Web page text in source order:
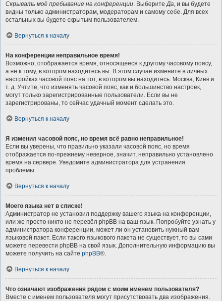
Скрывать моё пребывание на конференции. ВыберитеДа, и вы будете
видны только администраторам, модераторам и самому себе. Для всех
остальных вы будете скрытым пользователем.
Вернуться к началу
На конференции неправильное время!
Возможно, отображается время, относящееся к другому часовому поясу,
а не к тому, в котором находитесь вы. В этом случае измените в личных
настройках часовой пояс на тот, в котором вы находитесь: Москва, Киев и
т. д. Учтите, что изменять часовой пояс, как и большинство настроек,
могут только зарегистрированные пользователи. Если вы не
зарегистрированы, то сейчас удачный момент сделать это.
Вернуться к началу
Я изменил часовой пояс, но время всё равно неправильное!
Если вы уверены, что правильно указали часовой пояс, но время
отображается по-прежнему неверное, значит, неправильно установлено
время на сервере. Уведомите администратора для устранения
проблемы.
Вернуться к началу
Моего языка нет в списке!
Администратор не установил поддержку вашего языка на конференции,
или же просто никто не перевёл phpBB на ваш язык. Попробуйте узнать у
администратора конференции, может ли он установить нужный вам
языковой пакет. Если такого языкового пакета не существует, то вы сами
можете перевести phpBB на свой язык. Дополнительную информацию вы
можете получить на сайте phpBB®.
Вернуться к началу
Что означают изображения рядом с моим именем пользователя?
Вместе с именем пользователя могут присутствовать два изображения.